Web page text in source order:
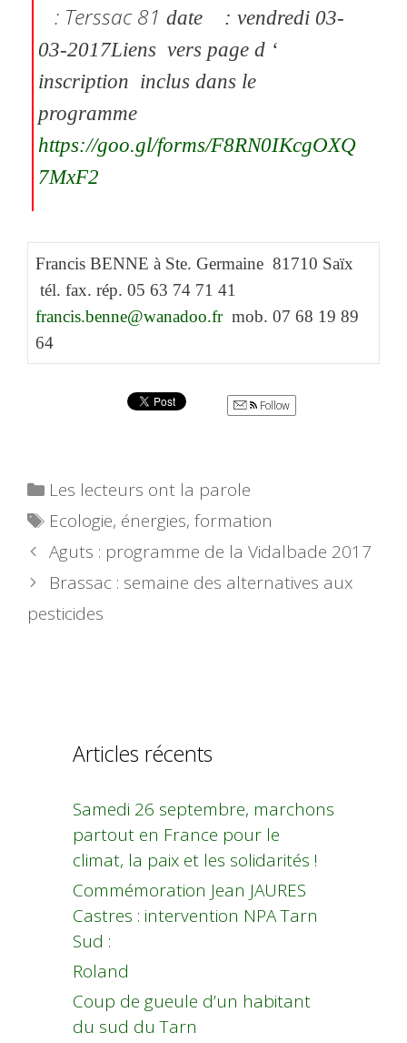
: Terssac 81 date : vendredi 03-
03-2017Liens vers page d ‘
inscription inclus dans le
programme
https://goo.gl/forms/F8RN0IKcgOXQ
7MxF2
Francis BENNE à Ste. Germaine 81710 Saïx
tél. fax. rép. 05 63 74 71 41
francis.benne@wanadoo.fr mob. 07 68 19 89
64
Follow
Catégories
Les lecteurs ont la parole
Étiquettes
Ecologie, énergies,formation
Aguts : programme de la Vidalbade 2017
Brassac : semaine des alternatives aux
pesticides
Articles récents
Samedi 26 septembre, marchons
partout en France pour le
climat, la paix et les solidarités !
Commémoration Jean JAURES
Castres : intervention NPA Tarn
Sud :
Roland
Coup de gueule d’un habitant
du sud du Tarn